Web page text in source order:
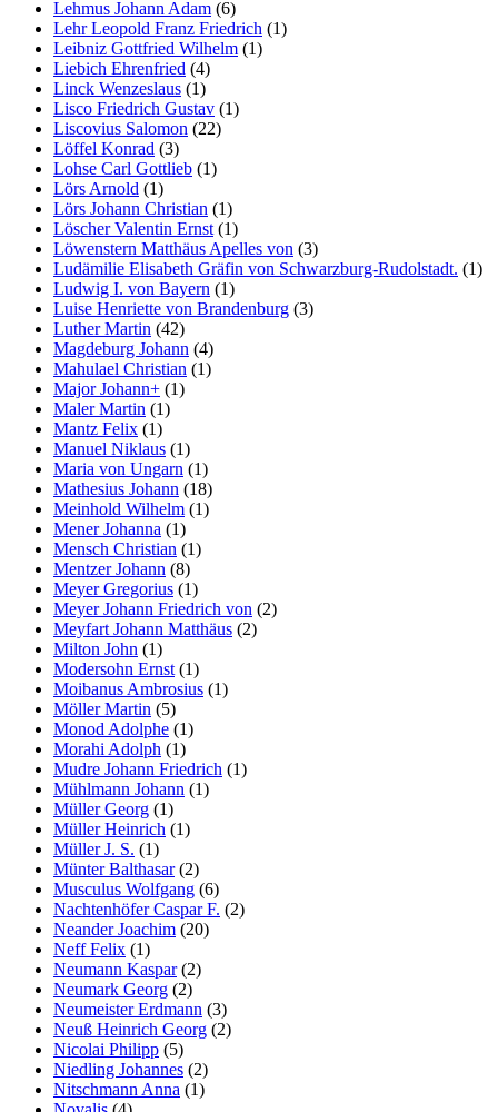
Lehmus Johann Adam (6)
Lehr Leopold Franz Friedrich (1)
Leibniz Gottfried Wilhelm (1)
Liebich Ehrenfried (4)
Linck Wenzeslaus (1)
Lisco Friedrich Gustav (1)
Liscovius Salomon (22)
Löffel Konrad (3)
Lohse Carl Gottlieb (1)
Lörs Arnold (1)
Lörs Johann Christian (1)
Löscher Valentin Ernst (1)
Löwenstern Matthäus Apelles von (3)
Ludämilie Elisabeth Gräfin von Schwarzburg-Rudolstadt. (1)
Ludwig I. von Bayern (1)
Luise Henriette von Brandenburg (3)
Luther Martin (42)
Magdeburg Johann (4)
Mahulael Christian (1)
Major Johann+ (1)
Maler Martin (1)
Mantz Felix (1)
Manuel Niklaus (1)
Maria von Ungarn (1)
Mathesius Johann (18)
Meinhold Wilhelm (1)
Mener Johanna (1)
Mensch Christian (1)
Mentzer Johann (8)
Meyer Gregorius (1)
Meyer Johann Friedrich von (2)
Meyfart Johann Matthäus (2)
Milton John (1)
Modersohn Ernst (1)
Moibanus Ambrosius (1)
Möller Martin (5)
Monod Adolphe (1)
Morahi Adolph (1)
Mudre Johann Friedrich (1)
Mühlmann Johann (1)
Müller Georg (1)
Müller Heinrich (1)
Müller J. S. (1)
Münter Balthasar(2)
Musculus Wolfgang (6)
Nachtenhöfer Caspar F. (2)
Neander Joachim (20)
Neff Felix (1)
Neumann Kaspar(2)
Neumark Georg (2)
Neumeister Erdmann (3)
Neuß Heinrich Georg (2)
Nicolai Philipp (5)
Niedling Johannes (2)
Nitschmann Anna (1)